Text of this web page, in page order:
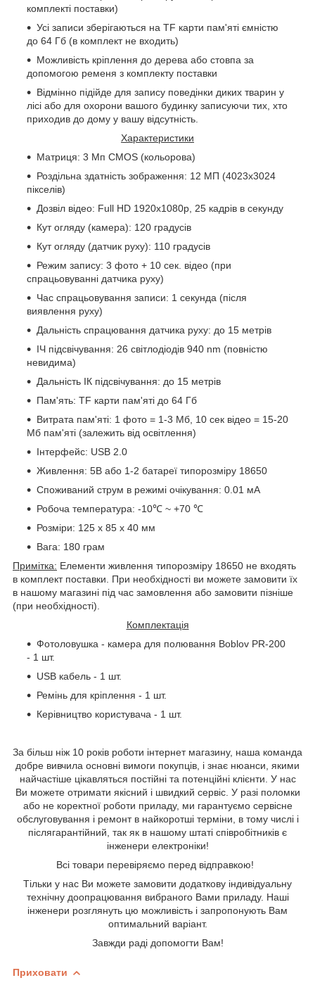
комплекті поставки)
Усі записи зберігаються на TF карти пам'яті ємністю
до 64 Гб (в комплект не входить)
Можливість кріплення до дерева або стовпа за
допомогою ременя з комплекту поставки
Відмінно підійде для запису поведінки диких тварин у
лісі або для охорони вашого будинку записуючи тих, хто
приходив до дому у вашу відсутність.
Характеристики
Матриця: 3 Мп CMOS (кольорова)
Роздільна здатність зображення: 12 МП (4023х3024
пікселів)
Дозвіл відео: Full HD 1920x1080p, 25 кадрів в секунду
Кут огляду (камера): 120 градусів
Кут огляду (датчик руху): 110 градусів
Режим запису: 3 фото + 10 сек. відео (при
спрацьовуванні датчика руху)
Час спрацьовування записи: 1 секунда (після
виявлення руху)
Дальність спрацювання датчика руху: до 15 метрів
ІЧ підсвічування: 26 світлодіодів 940 nm (повністю
невидима)
Дальність ІК підсвічування: до 15 метрів
Пам'ять: TF карти пам'яті до 64 Гб
Витрата пам'яті: 1 фото = 1-3 Мб, 10 сек відео = 15-20
Мб пам'яті (залежить від освітлення)
Інтерфейс: USB 2.0
Живлення: 5В або 1-2 батареї типорозміру 18650
Споживаний струм в режимі очікування: 0.01 мА
Робоча температура: -10℃ ~ +70 ℃
Розміри: 125 x 85 x 40 мм
Вага: 180 грам
Примітка: Елементи живлення типорозміру 18650 не входять
в комплект поставки. При необхідності ви можете замовити їх
в нашому магазині під час замовлення або замовити пізніше
(при необхідності).
Комплектація
Фотоловушка - камера для полювання Boblov PR-200
- 1 шт.
USB кабель - 1 шт.
Ремінь для кріплення - 1 шт.
Керівництво користувача - 1 шт.
За більш ніж 10 років роботи інтернет магазину, наша команда
добре вивчила основні вимоги покупців, і знає нюанси, якими
найчастіше цікавляться постійні та потенційні клієнти. У нас
Ви можете отримати якісний і швидкий сервіс. У разі поломки
або не коректної роботи приладу, ми гарантуємо сервісне
обслуговування і ремонт в найкоротші терміни, в тому числі і
післягарантійний, так як в нашому штаті співробітників є
інженери електроніки!
Всі товари перевіряємо перед відправкою!
Тільки у нас Ви можете замовити додаткову індивідуальну
технічну доопрацювання вибраного Вами приладу. Наші
інженери розглянуть цю можливість і запропонують Вам
оптимальний варіант.
Завжди раді допомогти Вам!
Приховати